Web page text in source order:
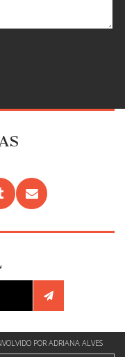
POR ADRIANA ALVES